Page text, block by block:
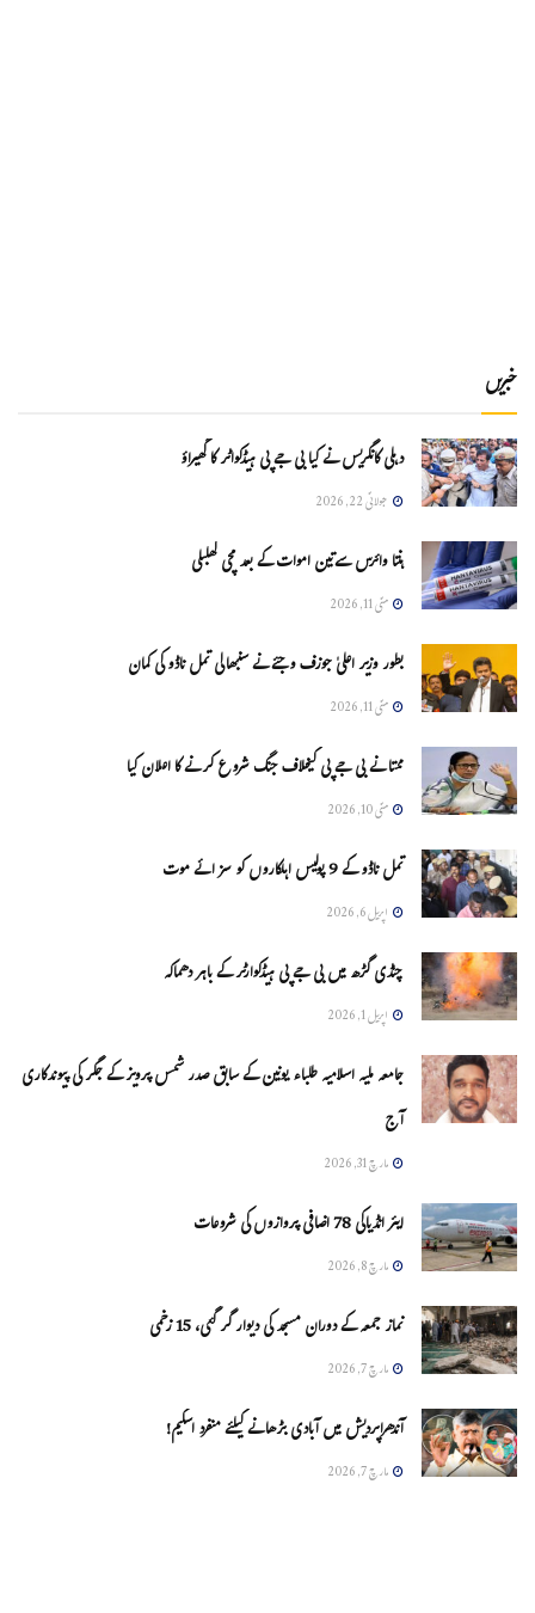
خبریں
دہلی کانگریس نے کیا بی جے پی ہیڈکواٹر کا گھیراؤ
جولائی 22, 2026
ہنتا وائرس سےتین اموات کے بعد مچی کھلبلی
مئی 11, 2026
بطور وزیر اعلیٰ جوزف وجئے نے سنبھالی تمل ناڈو کی کمان
مئی 11, 2026
ممتا نے بی جے پی کیخلاف جنگ شروع کرنے کا اعلان کیا
مئی 10, 2026
تمل ناڈو کے 9 پولیس اہلکاروں کو سزائے موت
اپریل 6, 2026
چنڈی گڑھ میں بی جے پی ہیڈکوارٹر کے باہر دھماکہ
اپریل 1, 2026
جامعہ ملیہ اسلامیہ طلباء یونین کے سابق صدر شمس پرویز کے جگر کی پیوندکاری
آج
مارچ 31, 2026
ایئر انڈیاکی 78 اضافی پروازوں کی شروعات
مارچ 8, 2026
نماز جمعہ کے دوران مسجد کی دیوار گر گئی، 15 زخمی
مارچ 7, 2026
آندھراپردیش میں آبادی بڑھانے کیلئے منفرد اسکیم!
مارچ 7, 2026